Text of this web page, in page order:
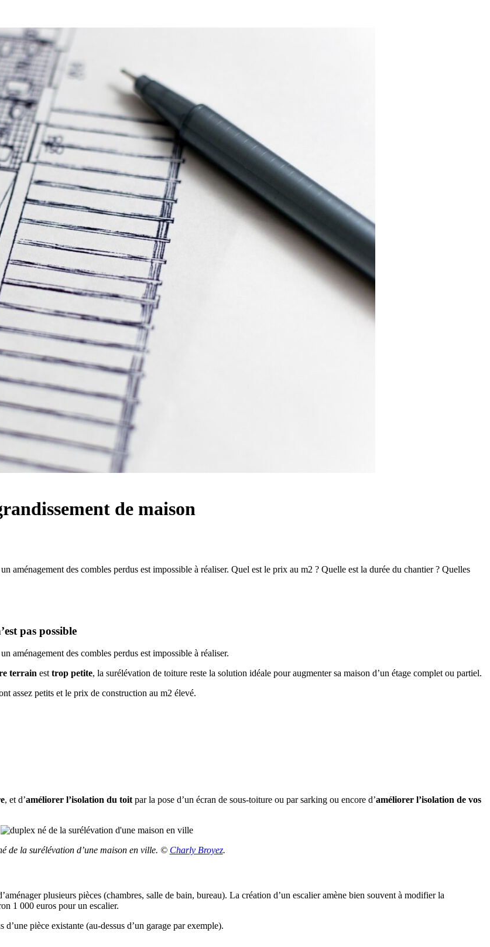
de maison
aménagement des combles perdus est impossible à réaliser. Quel est le prix au m2 ? Quelle est la durée du chantier ? Quelles
pas possible
aménagement des combles perdus est impossible à réaliser.
terrain esttrop petite, la surélévation de toiture reste la solution idéale pour augmenter sa maison d’un étage complet ou partiel.
assez petits et le prix de construction au m2 élevé.
, et d’améliorer l’isolation du toit par la pose d’un écran de sous-toiture ou par sarking ou encore d’améliorer l’isolation de vos
de la surélévation d’une maison en ville. © Charly Broyez.
plusieurs pièces (chambres, salle de bain, bureau). La création d’un escalier amène bien souvent à modifier la
1 000 euros pour un escalier.
d’une pièce existante (au-dessus d’un garage par exemple).